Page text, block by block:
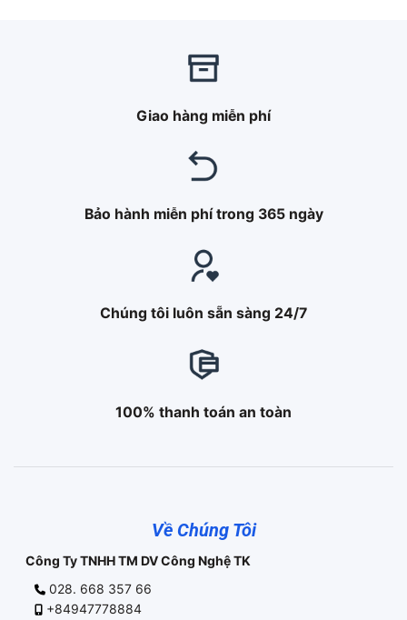
Giao hàng miễn phí
Bảo hành miễn phí trong 365 ngày
Chúng tôi luôn sẵn sàng 24/7
100% thanh toán an toàn
Về Chúng Tôi
Công Ty TNHH TM DV Công Nghệ TK
028. 668 357 66
+84947778884